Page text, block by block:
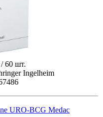
60 шт.
Ingelheim
URO-BCG Medac